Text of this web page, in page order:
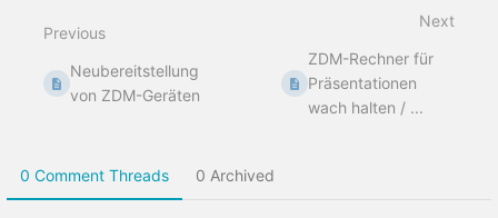
mode
Previous
Neubereitstellung
von ZDM-Geräten
Next
ZDM-Rechner für
Präsentationen
wach halten / ...
0 Comment Threads 0 Archived